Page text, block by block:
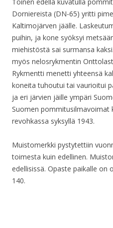
Dorniereista (DN-65) yritti
Kaltimojärven jäälle.
puihin, ja kone syöksyi
miehistöstä sai surmansa
myös nelosrykmentin
Rykmentti menetti yhteensä
koneita tuhoutui tai vaurioitui
ja eri järvien jäille ympäri
Suomen pommitusilmavoimat
revohkassa syksyllä 1943.
Muistomerkki pystytettiin
toimesta kuin edellinen.
edellisissä. Opaste paikalle on
140.